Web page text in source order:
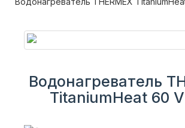
Водонагреватель
TitaniumHeat 60